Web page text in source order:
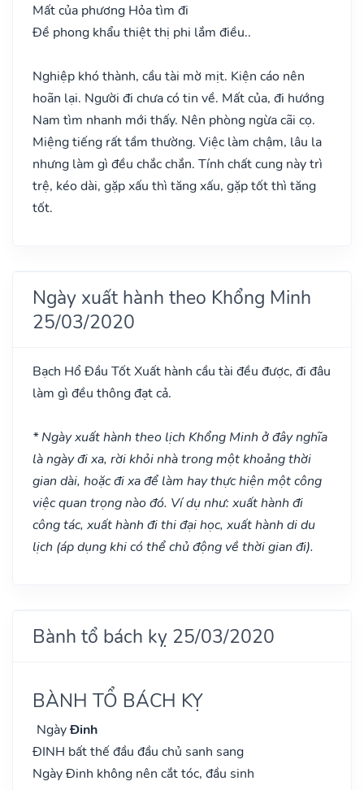
Mất của phương Hỏa tìm đi
Đề phong khẩu thiệt thị phi lắm điều..
Nghiệp khó thành, cầu tài mờ mịt. Kiện cáo nên
hoãn lại. Người đi chưa có tin về. Mất của, đi hướng
Nam tìm nhanh mới thấy. Nên phòng ngừa cãi cọ.
Miệng tiếng rất tầm thường. Việc làm chậm, lâu la
nhưng làm gì đều chắc chắn. Tính chất cung này trì
trệ, kéo dài, gặp xấu thì tăng xấu, gặp tốt thì tăng
tốt.
Ngày xuất hành theo Khổng Minh
25/03/2020
Bạch Hổ Đầu TốtXuất hành cầu tài đều được, đi đâu
làm gì đều thông đạt cả.
* Ngày xuất hành theo lịch Khổng Minh ở đây nghĩa
là ngày đi xa, rời khỏi nhà trong một khoảng thời
gian dài, hoặc đi xa để làm hay thực hiện một công
việc quan trọng nào đó. Ví dụ như: xuất hành đi
công tác, xuất hành đi thi đại học, xuất hành di du
lịch (áp dụng khi có thể chủ động về thời gian đi).
Bành tổ bách kỵ 25/03/2020
BÀNH TỔ BÁCH KỴ
NgàyĐinh
ĐINH bất thế đầu đầu chủ sanh sang
Ngày Đinh không nên cắt tóc, đầu sinh